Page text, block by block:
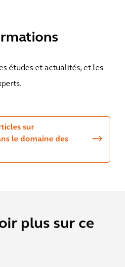
études et actualités, et les
sur
le domaine des
plus sur ce